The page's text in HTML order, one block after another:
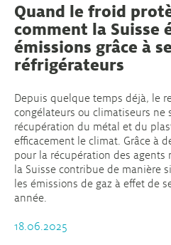
Quand le froid
comment la Suisse
émissions grâce à
réfrigérateurs
Depuis quelque temps déjà, le
congélateurs ou climatiseurs ne
récupération du métal et du
efficacement le climat. Grâce à
pour la récupération des agents
la Suisse contribue de manière
les émissions de gaz à effet de
année.
18.06.2025